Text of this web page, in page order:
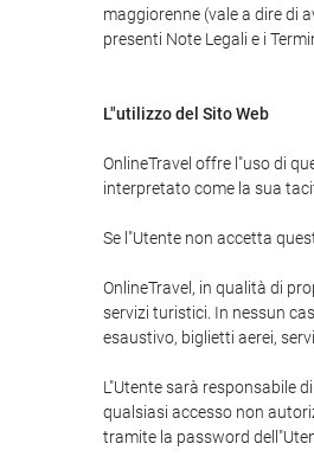
maggiorenne (vale a dire di
presenti Note Legali e i
L"utilizzo del Sito Web
OnlineTravel offre l"uso di
interpretato come la sua
Se l"Utente non accetta
OnlineTravel, in qualità di
servizi turistici. In nessun
esaustivo, biglietti aerei,
L"Utente sarà responsabile
qualsiasi accesso non
tramite la password